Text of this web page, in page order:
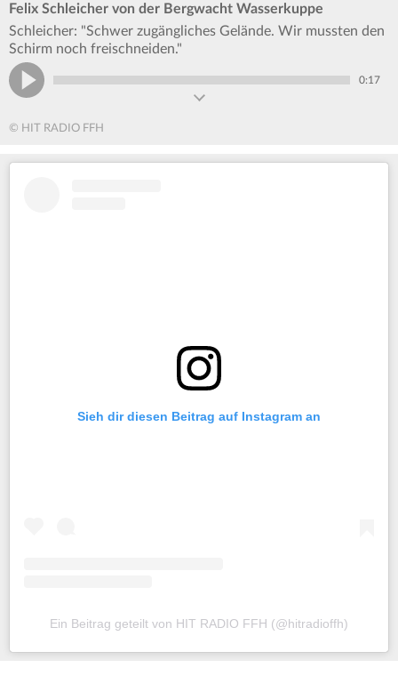
Felix Schleicher von der Bergwacht Wasserkuppe
Schleicher: "Schwer zugängliches Gelände. Wir mussten den
Schirm noch freischneiden."
0:17
© HIT RADIO FFH
Sieh dir diesen Beitrag auf Instagram an
Ein Beitrag geteilt von HIT RADIO FFH (@hitradioffh)